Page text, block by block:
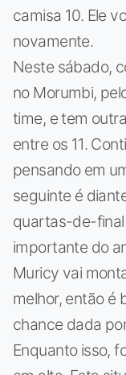
camisa 10. Ele
novamente.
Neste sábado,
no Morumbi,
time, e tem
entre os 11.
pensando em
seguinte é
quartas-de-
importante do
Muricy vai
melhor, então é
chance dada
Enquanto isso,